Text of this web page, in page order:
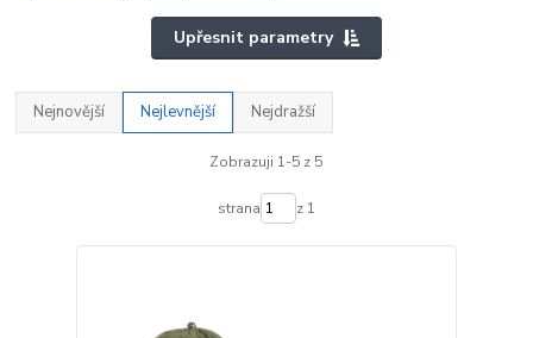
Upřesnit parametry
Nejnovější Nejlevnější Nejdražší
Zobrazuji 1-5 z 5
strana z 1